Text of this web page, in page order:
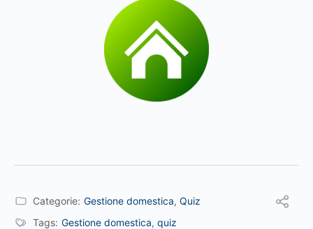
Categorie: Gestione domestica, Quiz
Tags: Gestione domestica, quiz